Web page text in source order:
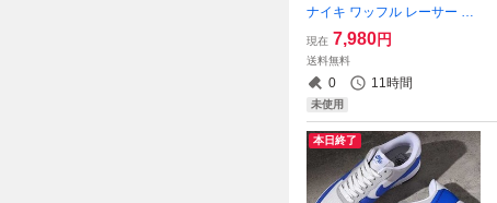
ナイキ ワッフル レーサー 28
cm 定価12430円 オリーブ/コ
コナッツミルク WAFFLE RA
CER スニーカー
現在 7,980円
送料無料
0 11時間
未使用
本日終了